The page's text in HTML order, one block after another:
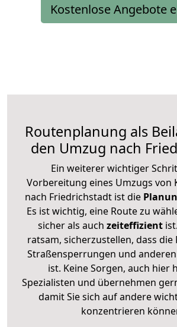
Kostenlose Angebote
Routenplanung als
den Umzug nach
Ein weiterer wichtiger
Vorbereitung eines Umzugs von
nach Friedrichstadt ist die
Es ist wichtig, eine Route zu
sicher als auch zeiteffizient
ratsam, sicherzustellen, dass die
Straßensperrungen und
ist. Keine Sorgen, auch hier
Spezialisten und übernehmen
damit Sie sich auf andere
konzentrieren